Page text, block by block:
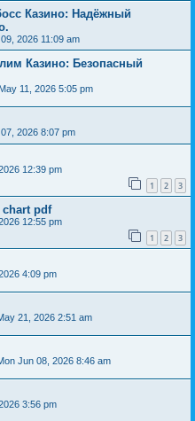
Казино: Надёжный
2026 11:09 am
Казино: Безопасный
11, 2026 5:05 pm
2026 8:07 pm
12:39 pm
1 2 3
pdf
12:55 pm
1 2 3
4:09 pm
21, 2026 2:51 am
Jun 08, 2026 8:46 am
3:56 pm